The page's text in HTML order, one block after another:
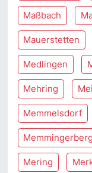
Maßbach
Mauerstetten
Medlingen
Mehring
Memmelsdorf
Memmingerberg
Mering